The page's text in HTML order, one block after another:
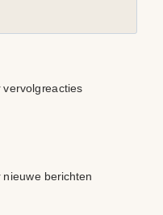
vervolgreacties
berichten